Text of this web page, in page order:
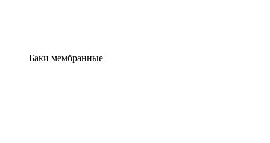
Баки мембранные